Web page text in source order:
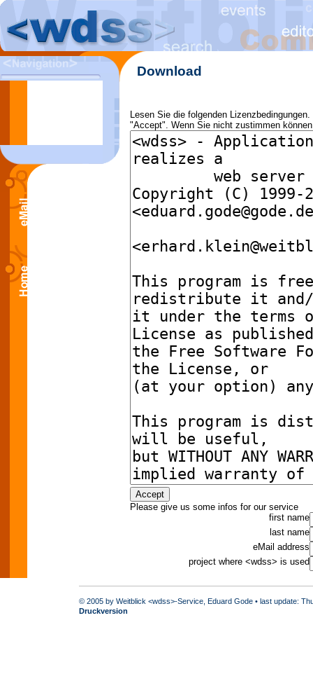
Download
Lesen Sie die folgenden
"Accept". Wenn Sie nicht zustimmen
Please give us some infos for our service
first name
last name
eMail address
project where <wdss> is used
© 2005 by Weitblick <wdss>-Service, Eduard Gode • last update:
Druckversion